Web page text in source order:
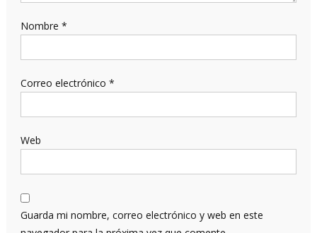
Nombre *
Correo electrónico *
Web
Guarda mi nombre, correo electrónico y web en este